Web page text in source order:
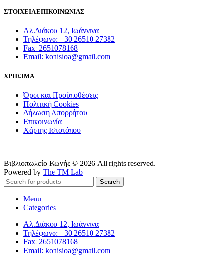
ΣΤΟΙΧΕΙΑ ΕΠΙΚΟΙΝΩΝΙΑΣ
Αλ.Διάκου 12, Ιωάννινα
Τηλέφωνο: +30 26510 27382
Fax: 2651078168
Email: konisioa@gmail.com
ΧΡΗΣΙΜΑ
Όροι και Προϋποθέσεις
Πολιτική Cookies
Δήλωση Απορρήτου
Επικοινωνία
Χάρτης Ιστοτόπου
Βιβλιοπωλείο Κωνής © 2026 All rights reserved.
Powered by The TM Lab
Search
Menu
Categories
Αλ.Διάκου 12, Ιωάννινα
Τηλέφωνο: +30 26510 27382
Fax: 2651078168
Email: konisioa@gmail.com